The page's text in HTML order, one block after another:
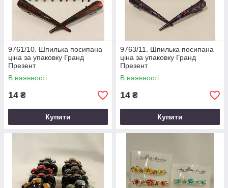
9761/10. Шпилька посипана
ціна за упаковку Гранд
Презент
В наявності
14 ₴
Купити
9763/11. Шпилька посипана
ціна за упаковку Гранд
Презент
В наявності
14 ₴
Купити